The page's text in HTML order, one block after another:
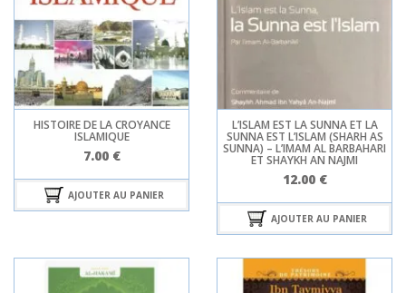
HISTOIRE DE LA CROYANCE
ISLAMIQUE
7.00 €
AJOUTER AU PANIER
L’ISLAM EST LA SUNNA ET LA
SUNNA EST L’ISLAM (SHARH AS
SUNNA) – L’IMAM AL BARBAHARI
ET SHAYKH AN NAJMI
12.00 €
AJOUTER AU PANIER